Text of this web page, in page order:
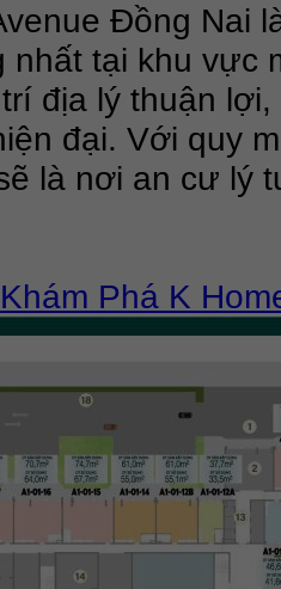
Đồng Nai
nhất tại khu vực
địa lý thuận
đại. Với quy
là nơi an cư lý
Khám Phá K